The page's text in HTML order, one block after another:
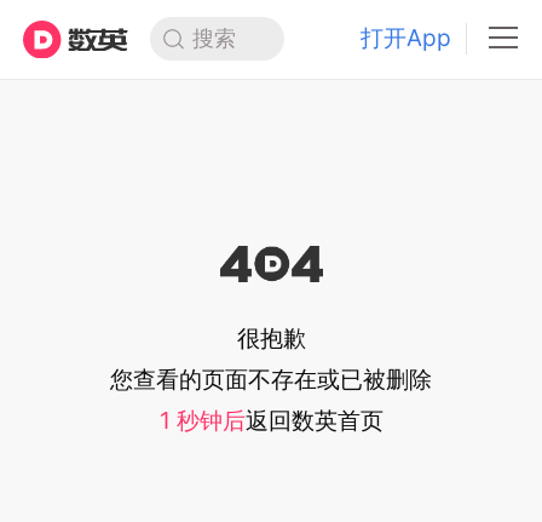
搜索 打开App
很抱歉
您查看的页面不存在或已被删除
1 秒钟后返回数英首页